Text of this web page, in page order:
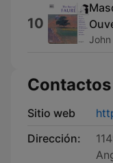
10
Contactos
Sitio web
Dirección: